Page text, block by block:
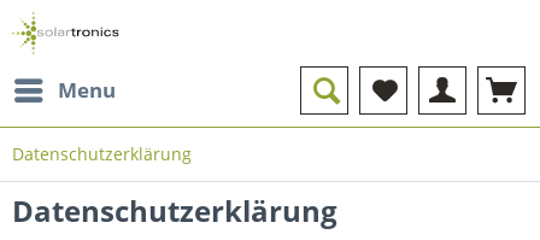
Menu
Datenschutzerklärung
Datenschutzerklärung